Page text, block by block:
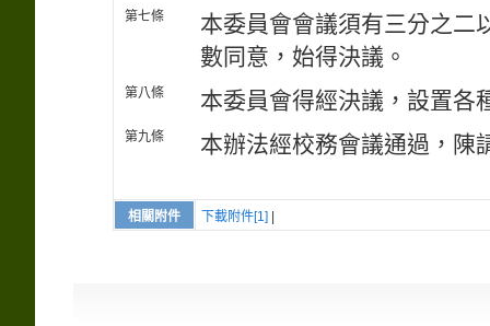
第七條
本委員會會議須有三分之二
數同意，始得決議。
第八條 本委員會得經決議，設置各
第九條 本辦法經校務會議通過，陳
相關附件 下載附件[1]